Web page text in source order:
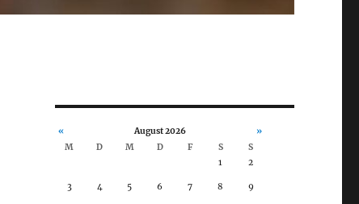
« August 2026
»
M
D M D F S
S
1
2
3 4 5 6 7 8 9